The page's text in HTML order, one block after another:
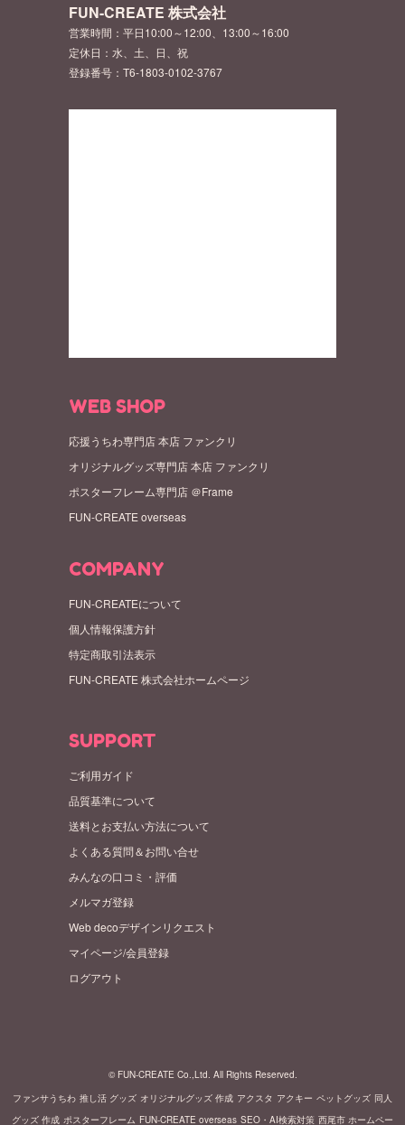
FUN-CREATE 株式会社
営業時間：平日10:00～12:00、13:00～16:00
定休日：水、土、日、祝
登録番号：T6-1803-0102-3767
WEB SHOP
応援うちわ専門店 本店 ファンクリ
オリジナルグッズ専門店 本店 ファンクリ
ポスターフレーム専門店 ＠Frame
FUN-CREATE overseas
COMPANY
FUN-CREATEについて
個人情報保護方針
特定商取引法表示
FUN-CREATE 株式会社ホームページ
SUPPORT
ご利用ガイド
品質基準について
送料とお支払い方法について
よくある質問＆お問い合せ
みんなの口コミ・評価
メルマガ登録
Web decoデザインリクエスト
マイページ/会員登録
ログアウト
© FUN-CREATE Co.,Ltd. All Rights Reserved.
ファンサうちわ 推し活 グッズ オリジナルグッズ 作成 アクスタ アクキー ペットグッズ 同人
グッズ 作成 ポスターフレーム FUN-CREATE overseas SEO・AI検索対策 西尾市 ホームペー